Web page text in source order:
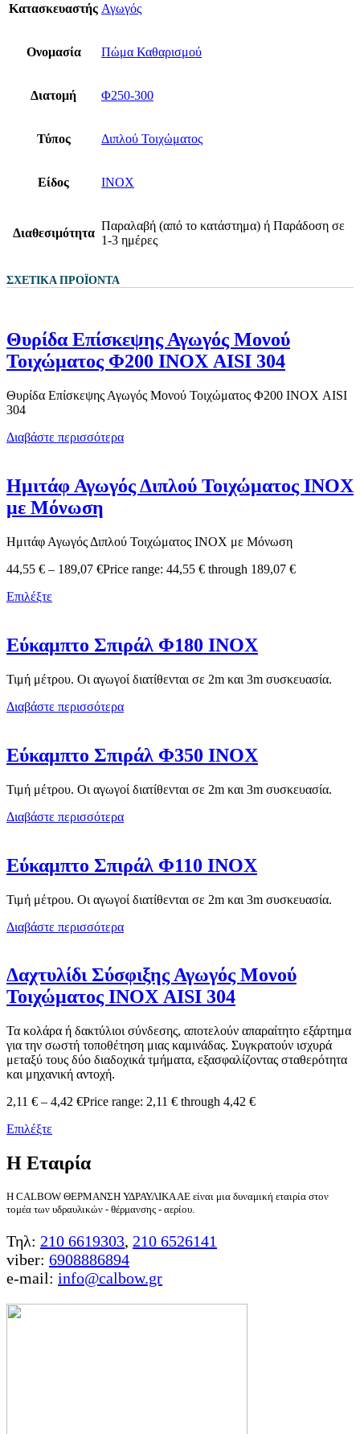
Κατασκευαστής Αγωγός
Ονομασία Πώμα Καθαρισμού
Διατομή Φ250-300
Τύπος Διπλού Τοιχώματος
Είδος ΙΝΟΧ
Διαθεσιμότητα
Παραλαβή (από το κατάστημα) ή Παράδοση σε
1-3 ημέρες
ΣΧΕΤΙΚΆ ΠΡΟΪΌΝΤΑ
Θυρίδα Επίσκεψης Αγωγός Μονού
Τοιχώματος Φ200 ΙΝΟΧ AISI 304
Θυρίδα Επίσκεψης Αγωγός Μονού Τοιχώματος Φ200 ΙΝΟΧ AISI
304
Διαβάστε περισσότερα
Ημιτάφ Αγωγός Διπλού Τοιχώματος ΙΝΟΧ
με Μόνωση
Ημιτάφ Αγωγός Διπλού Τοιχώματος ΙΝΟΧ με Μόνωση
44,55 € – 189,07 €Price range: 44,55 € through 189,07 €
Επιλέξτε
Εύκαμπτο Σπιράλ Φ180 ΙΝΟΧ
Τιμή μέτρου. Οι αγωγοί διατίθενται σε 2m και 3m συσκευασία.
Διαβάστε περισσότερα
Εύκαμπτο Σπιράλ Φ350 ΙΝΟΧ
Τιμή μέτρου. Οι αγωγοί διατίθενται σε 2m και 3m συσκευασία.
Διαβάστε περισσότερα
Εύκαμπτο Σπιράλ Φ110 ΙΝΟΧ
Τιμή μέτρου. Οι αγωγοί διατίθενται σε 2m και 3m συσκευασία.
Διαβάστε περισσότερα
Δαχτυλίδι Σύσφιξης Αγωγός Μονού
Τοιχώματος ΙΝΟΧ AISI 304
Τα κολάρα ή δακτύλιοι σύνδεσης, αποτελούν απαραίτητο εξάρτημα
για την σωστή τοποθέτηση μιας καμινάδας. Συγκρατούν ισχυρά
μεταξύ τους δύο διαδοχικά τμήματα, εξασφαλίζοντας σταθερότητα
και μηχανική αντοχή.
2,11 € – 4,42 €Price range: 2,11 € through 4,42 €
Επιλέξτε
Η Εταιρία
Η CALBOW ΘΕΡΜΑΝΣΗ ΥΔΡΑΥΛΙΚΑ ΑΕ είναι μια δυναμική εταιρία στον
τομέα των υδραυλικών - θέρμανσης - αερίου.
Τηλ: 210 6619303, 210 6526141
viber: 6908886894
e-mail: info@calbow.gr